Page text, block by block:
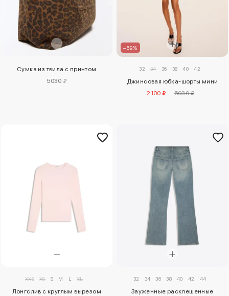
Сумка из твила с принтом
5030 ₽
–59%
32 34 36 38 40 42
Джинсовая юбка-шорты мини
2100 ₽
5030 ₽
XXS XS S M L XL
Лонгслив с круглым вырезом
32 34 36 38 40 42 44
Зауженные расклешенные